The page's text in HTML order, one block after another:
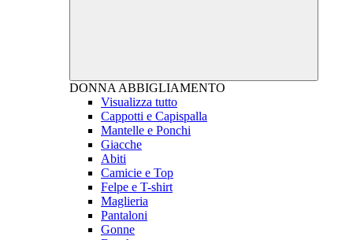
DONNA ABBIGLIAMENTO
Visualizza tutto
Cappotti e Capispalla
Mantelle e Ponchi
Giacche
Abiti
Camicie e Top
Felpe e T-shirt
Maglieria
Pantaloni
Gonne